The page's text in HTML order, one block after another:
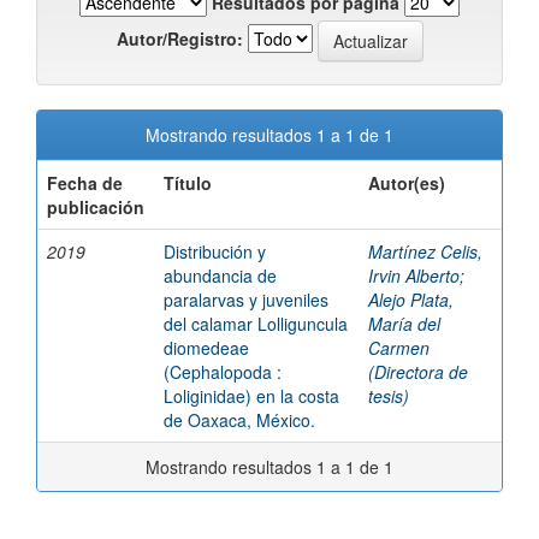
Autor/Registro:
Mostrando resultados 1 a 1 de 1
Fecha de
publicación
Título Autor(es)
2019
Distribución y
abundancia de
paralarvas y juveniles
del calamar Lolliguncula
diomedeae
(Cephalopoda :
Loliginidae) en la costa
de Oaxaca, México.
Martínez Celis,
Irvin Alberto;
Alejo Plata,
María del
Carmen
(Directora de
tesis)
Mostrando resultados 1 a 1 de 1